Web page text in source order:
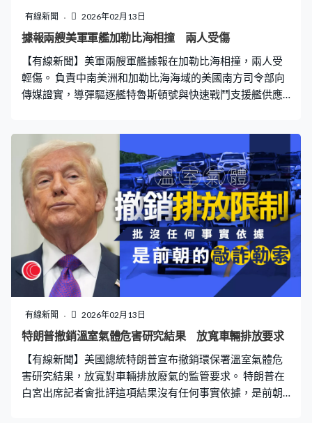
有線新聞 2026年02月13日
據報兩艘美軍軍艦加勒比海相撞 兩人受傷
【有線新聞】美軍兩艘軍艦據報在加勒比海相撞，兩人受
輕傷。 負責中南美洲和加勒比海海域的美國南方司令部向
傳媒證實，導彈驅逐艦特魯斯頓號與快速戰鬥支援艦供應
有線新聞 2026年02月13日
特朗普撤銷溫室氣體危害研究結果 放寬車輛排放要求
【有線新聞】美國總統特朗普宣布撤銷環保署溫室氣體危
害研究結果，放寬對車輛排放廢氣的監管要求。 特朗普在
白宮出席記者會批評這項結果沒有任何事實依據，是前朝